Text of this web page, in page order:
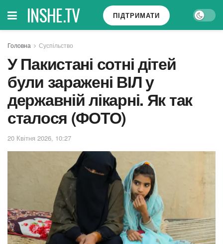
INSHE.TV ПІДТРИМАТИ
Головна Суспільство
У Пакистані сотні дітей
були заражені ВІЛ у
державній лікарні. Як так
сталося (ФОТО)
20 Квітня 2026, 10:27